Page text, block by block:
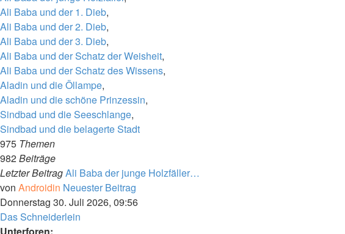
Ali Baba und der 1. Dieb,
Ali Baba und der 2. Dieb,
Ali Baba und der 3. Dieb,
Ali Baba und der Schatz der Weisheit,
Ali Baba und der Schatz des Wissens,
Aladin und die Öllampe,
Aladin und die schöne Prinzessin,
Sindbad und die Seeschlange,
Sindbad und die belagerte Stadt
975 Themen
982Beiträge
Letzter BeitragAli Baba der junge Holzfäller…
von Androidin Neuester Beitrag
Donnerstag 30. Juli 2026, 09:56
Das Schneiderlein